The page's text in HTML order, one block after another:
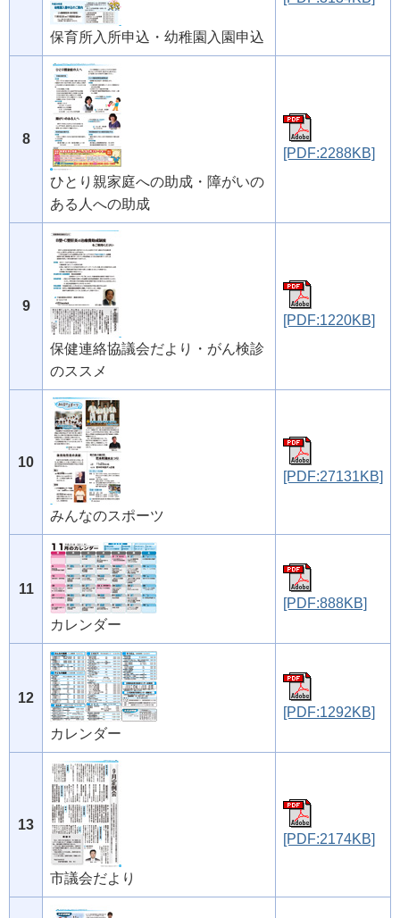
保育所入所申込・幼稚園入園申込
8
ひとり親家庭への助成・障がいの
ある人への助成
[PDF:2288KB]
9
保健連絡協議会だより・がん検診
のススメ
[PDF:1220KB]
10
みんなのスポーツ
[PDF:27131KB]
11
カレンダー
[PDF:888KB]
12
カレンダー
[PDF:1292KB]
13
市議会だより
[PDF:2174KB]